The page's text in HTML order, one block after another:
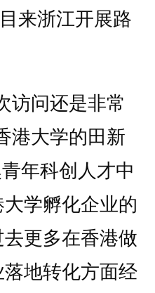
来浙江开展路
问还是非常
港大学的田新
年科创人才中
学孵化企业的
更多在香港做
地转化方面经